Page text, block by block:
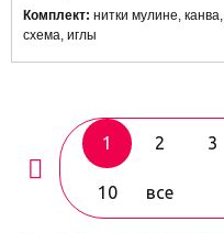
Комплект: нитки мулине, канва,
схема, иглы
1 2 3
10 все